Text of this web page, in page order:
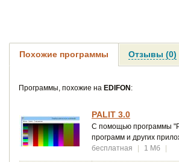
Похожие программы Отзывы (0)
Программы, похожие на EDIFON:
PALIT 3.0
С помощью программы
программ и других
бесплатная
| 1 Мб |